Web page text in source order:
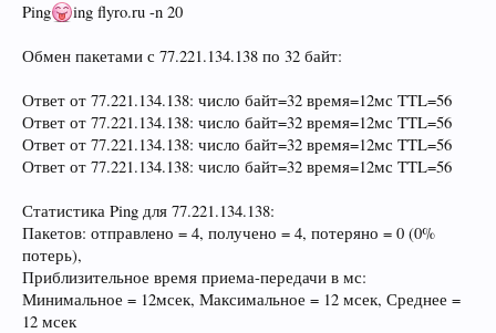
Ping ing flyro.ru -n 20
Обмен пакетами с 77.221.134.138 по 32 байт:
Ответ от 77.221.134.138: число байт=32 время=12мс TTL=56
Ответ от 77.221.134.138: число байт=32 время=12мс TTL=56
Ответ от 77.221.134.138: число байт=32 время=12мс TTL=56
Ответ от 77.221.134.138: число байт=32 время=12мс TTL=56
Статистика Ping для 77.221.134.138:
Пакетов: отправлено = 4, получено = 4, потеряно = 0 (0%
потерь),
Приблизительное время приема-передачи в мс:
Минимальное = 12мсек, Максимальное = 12 мсек, Среднее =
12 мсек